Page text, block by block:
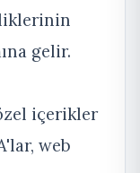
gelir.
içerikler
web